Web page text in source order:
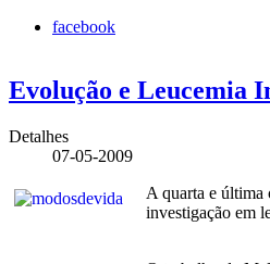
facebook
Evolução e Leucemia
Detalhes
07-05-2009
A quarta e
investigação em